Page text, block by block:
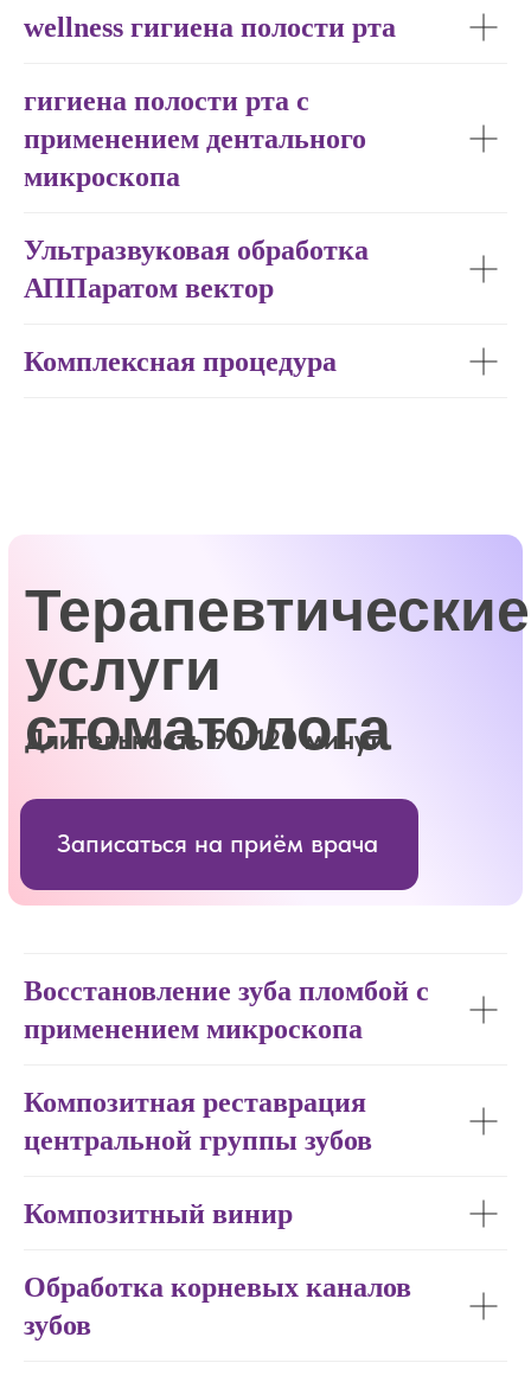
wellness гигиена полости рта
гигиена полости рта с
применением дентального
микроскопа
Ультразвуковая обработка
АППаратом вектор
Комплексная процедура
Восстановление зуба пломбой с
применением микроскопа
Композитная реставрация
центральной группы зубов
Композитный винир
Обработка корневых каналов
зубов
Хирургические
услуги
имплантация
Записаться на приём врача
Ортопедические
услуги
Длительность приёма от 60 минут
Записаться на приём врача